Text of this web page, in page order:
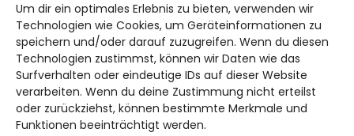
Um dir ein optimales Erlebnis zu bieten, verwenden wir
Technologien wie Cookies, um Geräteinformationen zu
speichern und/oder darauf zuzugreifen. Wenn du diesen
Technologien zustimmst, können wir Daten wie das
Surfverhalten oder eindeutige IDs auf dieser Website
verarbeiten. Wenn du deine Zustimmung nicht erteilst
oder zurückziehst, können bestimmte Merkmale und
Funktionen beeinträchtigt werden.
Bruchtorwall 12
38100 Braunschweig
Telefon: 0531 387220 – 65
DAS STADTMAGAZIN FÜR
BRAUNSCHWEIG